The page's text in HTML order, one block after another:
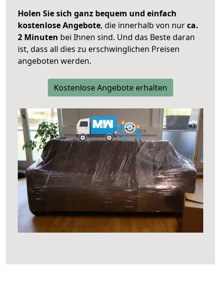
Holen Sie sich ganz bequem und einfach
kostenlose Angebote, die innerhalb von nurca.
2 Minuten bei Ihnen sind. Und das Beste daran
ist, dass all dies zu erschwinglichen Preisen
angeboten werden.
Kostenlose Angebote erhalten